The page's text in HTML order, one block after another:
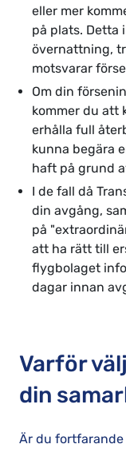
eller mer
på plats. Detta
övernattning,
motsvarar
Om din
kommer du att
erhålla full
kunna begära
haft på grund
I de fall då
din avgång,
på
att ha rätt till
flygbolaget
dagar innan
Varför
din
Är du